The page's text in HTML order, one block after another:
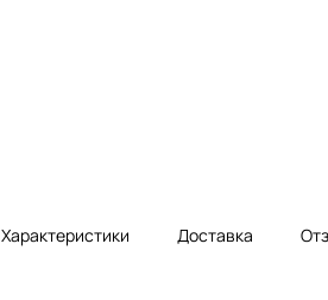
Характеристики Доставка